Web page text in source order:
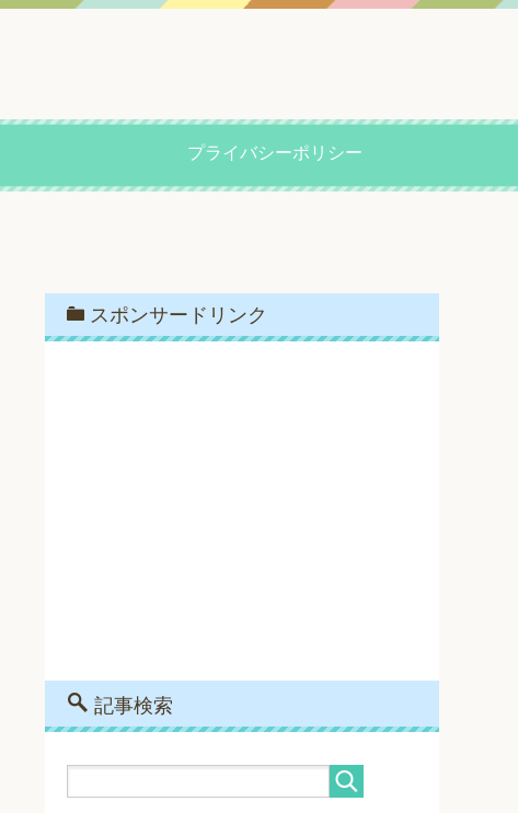
プライバシーポリシー
スポンサードリンク
記事検索